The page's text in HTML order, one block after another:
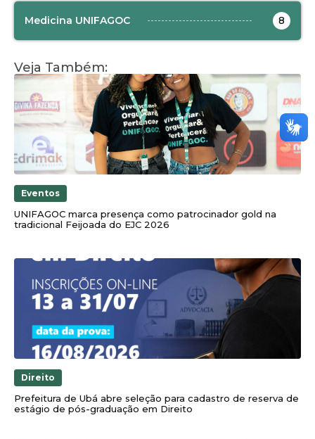
Medicina UNIFAGOC 8
Veja Também:
Eventos
UNIFAGOC marca presença como patrocinador gold na
tradicional Feijoada do EJC 2026
Direito
Prefeitura de Ubá abre seleção para cadastro de reserva de
estágio de pós-graduação em Direito